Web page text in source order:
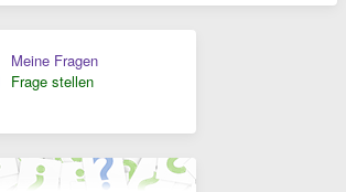
Meine Fragen
Frage stellen